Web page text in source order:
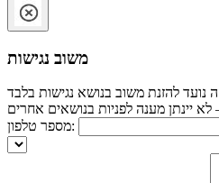
משוב נגישות
מספר טלפון: